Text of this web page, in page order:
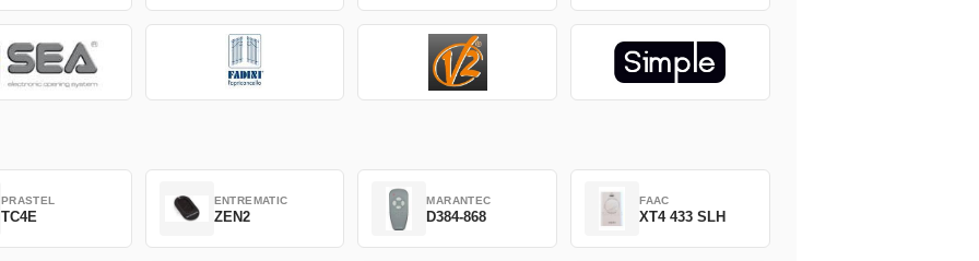
PRASTEL
TC4E
ENTREMATIC
ZEN2
MARANTEC
D384-868
FAAC
XT4 433 SLH